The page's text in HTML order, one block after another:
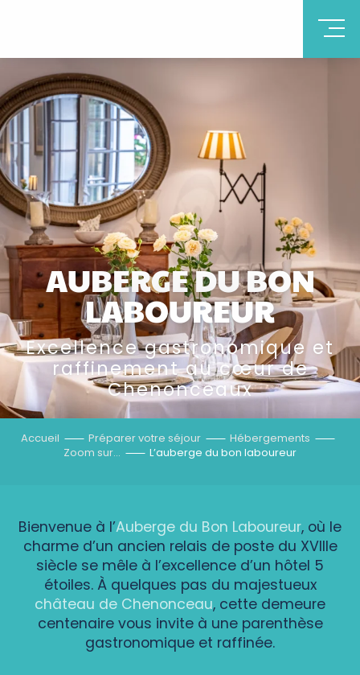
AUBERGE DU BON
LABOUREUR
Excellence gastronomique et
raffinement au cœur de
Chenonceaux
Accueil Préparer votre séjour
Hébergements
Zoom sur…
L’auberge du bon laboureur
Bienvenue à l’Auberge du Bon Laboureur, où le
charme d’un ancien relais de poste du XVIIIe
siècle se mêle à l’excellence d’un hôtel 5
étoiles. À quelques pas du majestueux
château de Chenonceau, cette demeure
centenaire vous invite à une parenthèse
gastronomique et raffinée.